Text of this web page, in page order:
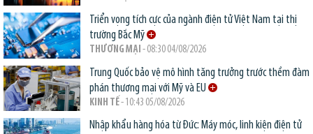
Triển vọng tích cực của ngành điện tử Việt Nam tại thị
trường Bắc Mỹ
THƯƠNG MẠI - 08:30 04/08/2026
Trung Quốc bảo vệ mô hình tăng trưởng trước thềm đàm
phán thương mại với Mỹ và EU
KINH TẾ- 10:43 05/08/2026
Nhập khẩu hàng hóa từ Đức: Máy móc, linh kiện điện tử